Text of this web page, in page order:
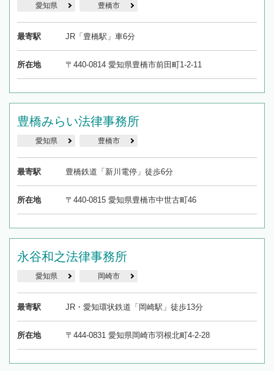
愛知県 豊橋市
最寄駅 JR「豊橋駅」車6分
所在地 〒440-0814 愛知県豊橋市前田町1-2-11
豊橋みらい法律事務所
愛知県 豊橋市
最寄駅 豊橋鉄道「新川電停」徒歩6分
所在地 〒440-0815 愛知県豊橋市中世古町46
永谷和之法律事務所
愛知県 岡崎市
最寄駅 JR・愛知環状鉄道「岡崎駅」徒歩13分
所在地 〒444-0831 愛知県岡崎市羽根北町4-2-28